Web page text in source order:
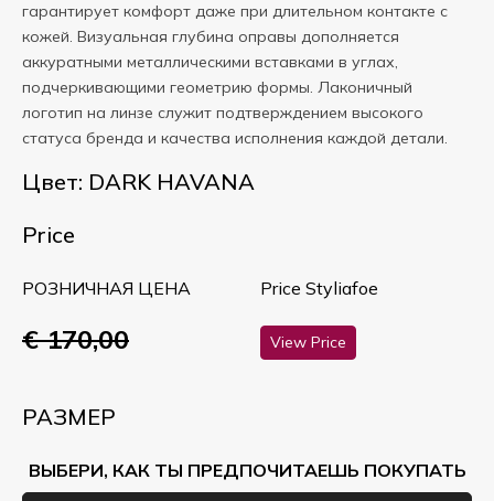
гарантирует комфорт даже при длительном контакте с
кожей. Визуальная глубина оправы дополняется
аккуратными металлическими вставками в углах,
подчеркивающими геометрию формы. Лаконичный
логотип на линзе служит подтверждением высокого
статуса бренда и качества исполнения каждой детали.
Цвет: DARK HAVANA
Price
РОЗНИЧНАЯ ЦЕНА
€ 170,00
Price Styliafoe
View Price
РАЗМЕР
ВЫБЕРИ, КАК ТЫ ПРЕДПОЧИТАЕШЬ ПОКУПАТЬ